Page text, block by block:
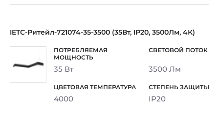
IETC-Ритейл-721074-35-3500 (35Вт, IP20, 3500Лм, 4К)
35 Вт 3500 Лм
4000 IP20